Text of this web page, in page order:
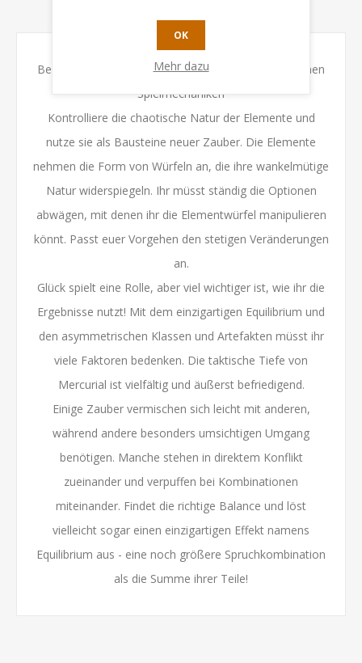
Beeinflusse dein Glück durch Können mit thematischen
Spielmechaniken
Kontrolliere die chaotische Natur der Elemente und
nutze sie als Bausteine neuer Zauber. Die Elemente
nehmen die Form von Würfeln an, die ihre wankelmütige
Natur widerspiegeln. Ihr müsst ständig die Optionen
abwägen, mit denen ihr die Elementwürfel manipulieren
könnt. Passt euer Vorgehen den stetigen Veränderungen
an.
Glück spielt eine Rolle, aber viel wichtiger ist, wie ihr die
Ergebnisse nutzt! Mit dem einzigartigen Equilibrium und
den asymmetrischen Klassen und Artefakten müsst ihr
viele Faktoren bedenken. Die taktische Tiefe von
Mercurial ist vielfältig und äußerst befriedigend.
Einige Zauber vermischen sich leicht mit anderen,
während andere besonders umsichtigen Umgang
benötigen. Manche stehen in direktem Konflikt
zueinander und verpuffen bei Kombinationen
miteinander. Findet die richtige Balance und löst
vielleicht sogar einen einzigartigen Effekt namens
Equilibrium aus - eine noch größere Spruchkombination
als die Summe ihrer Teile!
OK
Mehr dazu